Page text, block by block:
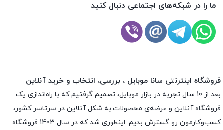
ما را در شبکه‌های اجتماعی دنبال کنید
فروشگاه اینترنتی سانا موبایل ، بررسی، انتخاب و خرید آنلاین
بعد از 10 سال تجربه در بازار موبایل، تصمیم گرفتیم که با راه‌اندازی یک
فروشگاه آنلاین و عرضه‌ی محصولات به شکل آنلاین در سرتاسر کشور،
کسب‌وکارمون رو گسترش بدیم. اینطوری شد که در سال 1403 فروشگاه